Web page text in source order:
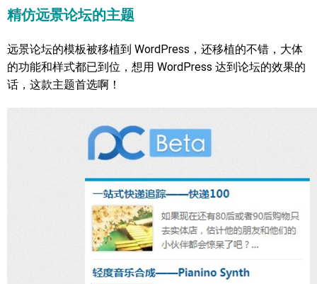
精仿远景论坛的主题
远景论坛的模板被移植到 WordPress，还移植的不错，大体
的功能和样式都已到位，想用 WordPress 达到论坛的效果的
话，这款主题首选啊！